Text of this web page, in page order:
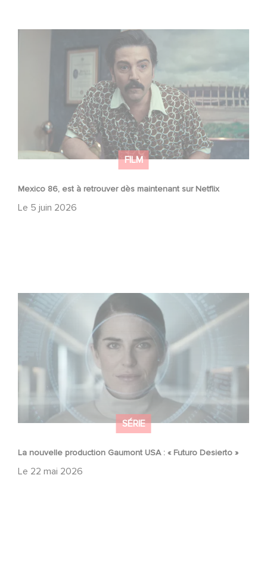
FILM
Mexico 86, est à retrouver dès maintenant sur Netflix
Le 5 juin 2026
Mexico 86, est à retrouver dès maintenant sur Netflix
SÉRIE
La nouvelle production Gaumont USA : « Futuro Desierto »
Le 22 mai 2026
La nouvelle production Gaumont USA : « Futuro Desierto